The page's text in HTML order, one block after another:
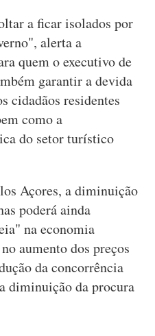
a ficar isolados por
alerta a
quem o executivo de
garantir a devida
cidadãos residentes
como a
do setor turístico
Açores, a diminuição
poderá ainda
na economia
aumento dos preços
da concorrência
diminuição da procura